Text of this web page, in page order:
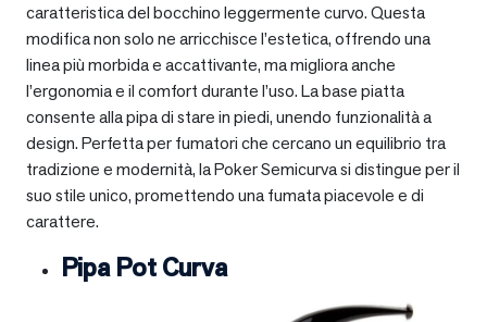
caratteristica del bocchino leggermente curvo. Questa
modifica non solo ne arricchisce l’estetica, offrendo una
linea più morbida e accattivante, ma migliora anche
l’ergonomia e il comfort durante l’uso. La base piatta
consente alla pipa di stare in piedi, unendo funzionalità a
design. Perfetta per fumatori che cercano un equilibrio tra
tradizione e modernità, la Poker Semicurva si distingue per il
suo stile unico, promettendo una fumata piacevole e di
carattere.
Pipa Pot Curva